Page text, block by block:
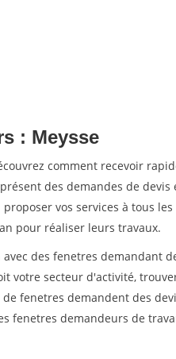
: Meysse
comment recevoir
des demandes de devis
vos services à tous
pour réaliser leurs travaux.
des fenetres demandant
votre secteur d'activité,
fenetres demandent des
fenetres demandeurs de